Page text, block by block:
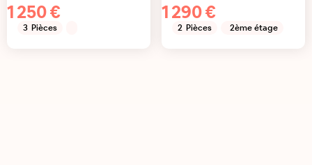
1 250 €
3 Pièces
1 290 €
2 Pièces 2ème étage